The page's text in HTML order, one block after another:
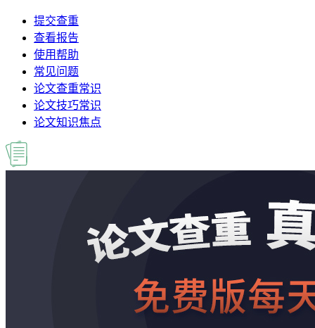
提交查重
查看报告
使用帮助
常见问题
论文查重常识
论文技巧常识
论文知识焦点